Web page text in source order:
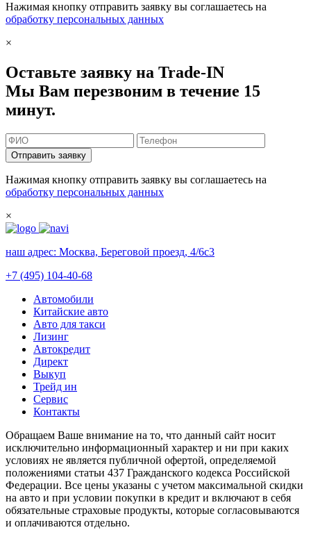
Нажимая кнопку отправить заявку вы соглашаетесь на
обработку персональных данных
×
Оставьте заявку на Trade-IN
Мы Вам перезвоним в течение 15
минут.
Отправить заявку
Нажимая кнопку отправить заявку вы соглашаетесь на
обработку персональных данных
×
наш адрес: Москва, Береговой проезд, 4/6с3
+7 (495) 104-40-68
Автомобили
Китайские авто
Авто для такси
Лизинг
Автокредит
Директ
Выкуп
Трейд ин
Сервис
Контакты
Обращаем Ваше внимание на то, что данный сайт носит
исключительно информационный характер и ни при каких
условиях не является публичной офертой, определяемой
положениями статьи 437 Гражданского кодекса Российской
Федерации. Все цены указаны с учетом максимальной скидки
на авто и при условии покупки в кредит и включают в себя
обязательные страховые продукты, которые согласовываются
и оплачиваются отдельно.